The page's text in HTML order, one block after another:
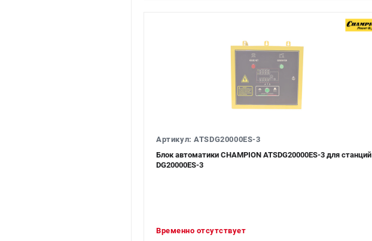
Артикул: ATSDG20000ES-3
Блок автоматики CHAMPION ATSDG20000ES-3 для станций
DG20000ES-3
Временно отсутствует